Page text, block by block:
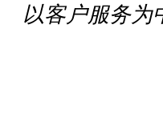
以客户服务为